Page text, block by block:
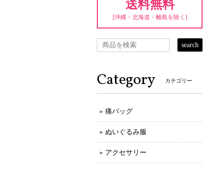
送料無料
[沖縄・北海道・離島を除く]
search
Category カテゴリー
痛バッグ
ぬいぐるみ服
アクセサリー